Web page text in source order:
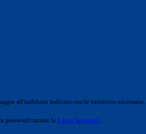
all'indirizzo indicato con le istruzioni necessarie.
password tramite la Login Spaggiari